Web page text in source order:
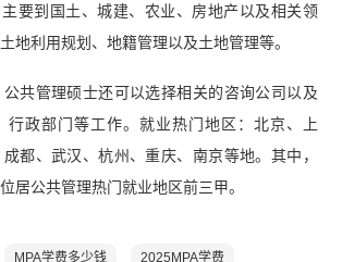
主要到国土、城建、农业、房地产以及相关领
地利用规划、地籍管理以及土地管理等。
共管理硕士还可以选择相关的咨询公司以及
行政部门等工作。就业热门地区：北京、上
都、武汉、杭州、重庆、南京等地。其中，
居公共管理热门就业地区前三甲。
MPA学费多少钱 2025MPA学费